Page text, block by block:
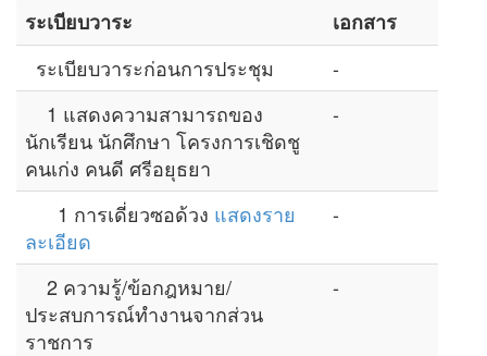
ระเบียบวาระ
เอกสาร
ระเบียบวาระก่อนการประชุม
-
1 แสดงความสามารถของ
นักเรียน นักศึกษา โครงการเชิดชู
คนเก่ง คนดี ศรีอยุธยา
-
1 การเดี่ยวซอด้วง แสดงราย
ละเอียด
-
2 ความรู้/ข้อกฎหมาย/
ประสบการณ์ทำงานจากส่วน
ราชการ
-